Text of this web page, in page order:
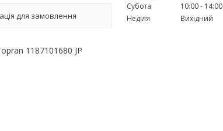
для замовлення
1187101680 JP
Субота
10:00
14:00
Неділя
Вихідний